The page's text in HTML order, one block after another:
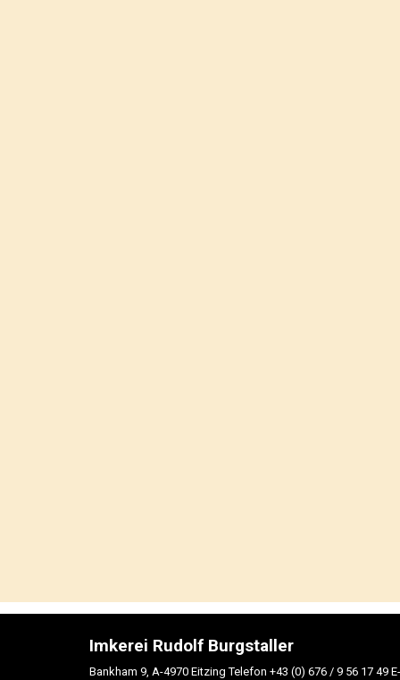
Imkerei Rudolf Burgstaller
Bankham 9, A-4970 Eitzing Telefon +43 (0) 676 / 9 56 17 49